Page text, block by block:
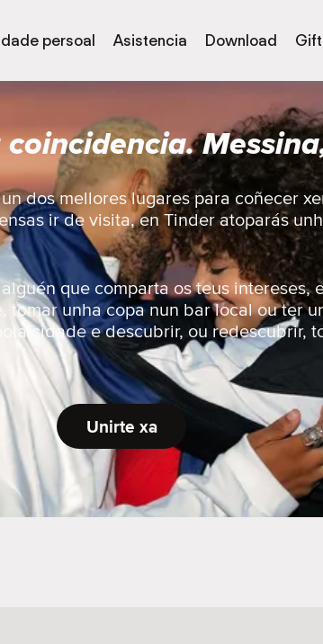
persoal Asistencia Download
dos mellores lugares para coñecer
ir de visita, en Tinder atoparás
que comparta os teus intereses,
tomar unha copa nun bar local ou ter
cidade e descubrir, ou redescubrir,
Unirte xa